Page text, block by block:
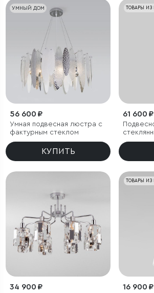
УМНЫЙ ДОМ
56 600 ₽
Умная подвесная люстра с
фактурным стеклом
КУПИТЬ
ТОВАРЫ ИЗ
61 600 ₽
34 900 ₽
ТОВАРЫ ИЗ
16 900 ₽